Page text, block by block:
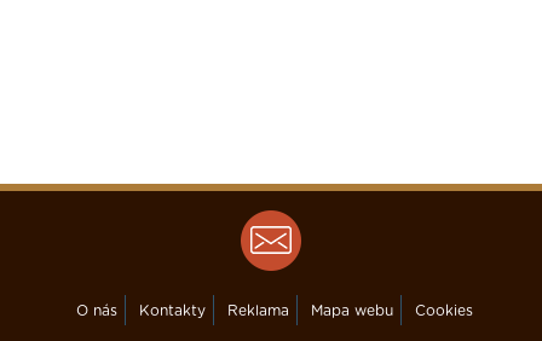
O nás Kontakty Reklama Mapa webu Cookies